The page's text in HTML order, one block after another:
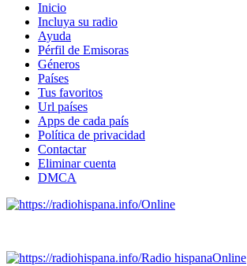
Inicio
Incluya su radio
Ayuda
Pérfil de Emisoras
Géneros
Países
Tus favoritos
Url países
Apps de cada país
Política de privacidad
Contactar
Eliminar cuenta
DMCA
Online
Radio hispanaOnline